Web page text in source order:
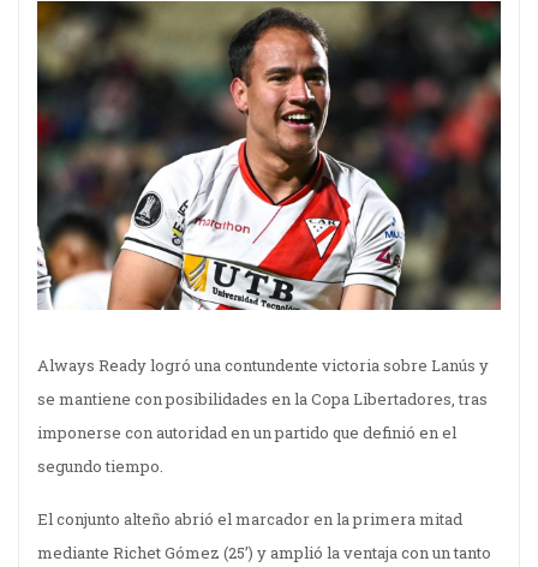
Always Ready logró una contundente victoria sobre Lanús y
se mantiene con posibilidades en la Copa Libertadores, tras
imponerse con autoridad en un partido que definió en el
segundo tiempo.
El conjunto alteño abrió el marcador en la primera mitad
mediante Richet Gómez (25’) y amplió la ventaja con un tanto